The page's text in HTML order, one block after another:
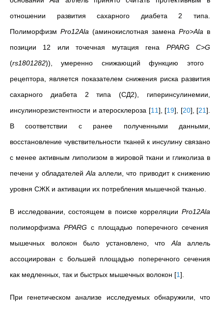
отношении развития сахарного диабета 2 типа.
Полиморфизм Pro12Аla (аминокислотная замена Pro>Ala в
позиции 12 или точечная мутация гена PPARG
C>G
(rs1801282)), умеренно снижающий функцию этого
рецептора, является показателем cнижения риска развития
сахарного диабета 2 типа (СД2), гиперинсулинемии,
инсулинорезистентности и атеросклероза [11] [19] [20] [21]
В соответствии с ранее полученными данными,
восстановление чувствительности тканей к инсулину связано
с менее активным липолизом в жировой ткани и гликолиза в
печени у обладателей Ala аллели, что приводит к снижению
уровня СЖК и активации их потребления мышечной тканью.
В исследовании, состоящем в поиске корреляции Pro12Ala
полиморфизма PPARG с площадью поперечного сечения
мышечных волокон было установлено, что Ala аллель
ассоциирован с большей площадью поперечного сечения
как медленных, так и быстрых мышечных волокон [1]
При генетическом анализе исследуемых обнаружили, что